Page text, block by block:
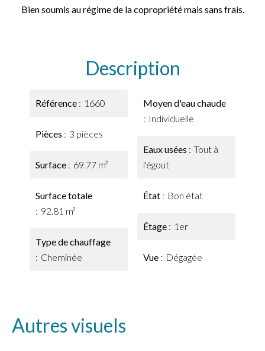
Bien soumis au régime de la copropriété mais sans frais.
Description
Référence 1660
Pièces 3 pièces
Surface 69.77 m²
Surface totale
92.81 m²
Type de chauffage
Cheminée
Moyen d'eau chaude
Individuelle
Eaux usées
Tout à
l'égout
État Bon état
Étage 1er
Vue Dégagée
Autres visuels